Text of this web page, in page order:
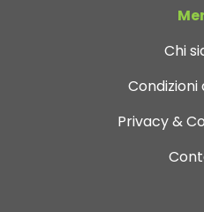
Chi
Condizioni
Privacy &